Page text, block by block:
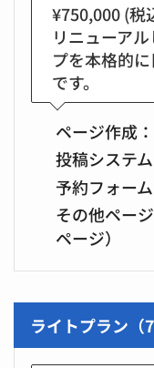
¥750,000(税
リニューア
プを本格的
です。
ページ作成：
投稿システム
予約フォーム
その他ページ
ページ）
ライトプラン（7